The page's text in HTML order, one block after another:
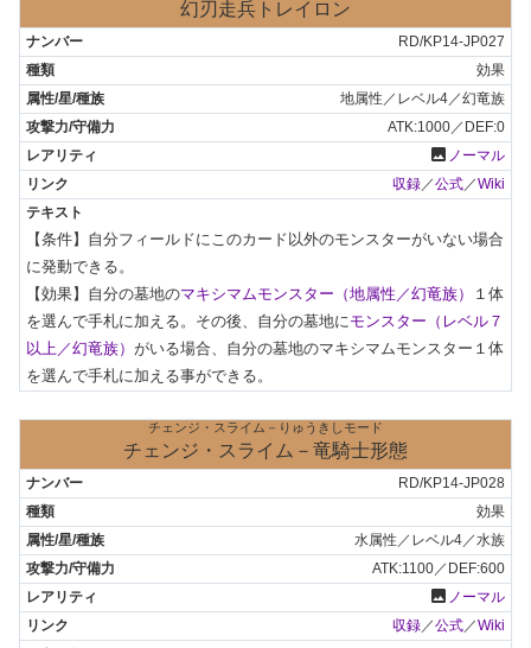
幻刃走兵トレイロン
RD/KP14-JP027
効果
地属性／レベル4／幻竜族
ATK:1000／DEF:0
photo ノーマル
収録／公式／Wiki
【条件】自分フィールドにこのカード以外のモンスターがいない場合
に発動できる。
【効果】自分の墓地のマキシマムモンスター（地属性／幻竜族）
１体
を選んで手札に加える。その後、自分の墓地にモンスター（レベル７
以上／幻竜族） がいる場合、自分の墓地のマキシマムモンスター１体
を選んで手札に加える事ができる。
チェンジ・スライム－りゅうきしモード
チェンジ・スライム－竜騎士形態
RD/KP14-JP028
効果
水属性／レベル4／水族
ATK:1100／DEF:600
photo ノーマル
収録 ／公式 ／Wiki